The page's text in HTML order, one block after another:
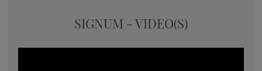
SIGNUM - VIDEO(S)